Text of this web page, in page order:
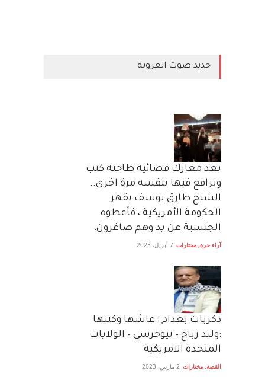
جديد صوت العروبة
بعد معارك قضائية طاحنة كتب
وترافع فيها بنفسه مرة اخرى..
الشيخ طارق يوسف يقهر
الحكومة الأمريكية ، فأعطوه
الجنسية عن يد وهم صاغرون،
آراء حرة, مختارات 7 أبريل، 2023
دكريات بغداد ٍ: عاشها وكتبها
:وليد رباح – نيوجرسي – الولايات
المتحدة الامريكية
القصة, مختارات 2 مارس، 2023